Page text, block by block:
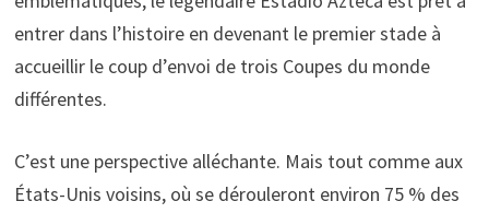
entrer dans l’histoire en devenant le premier stade à
accueillir le coup d’envoi de trois Coupes du monde
différentes.
C’est une perspective alléchante. Mais tout comme aux
États-Unis voisins, où se dérouleront environ 75 % des